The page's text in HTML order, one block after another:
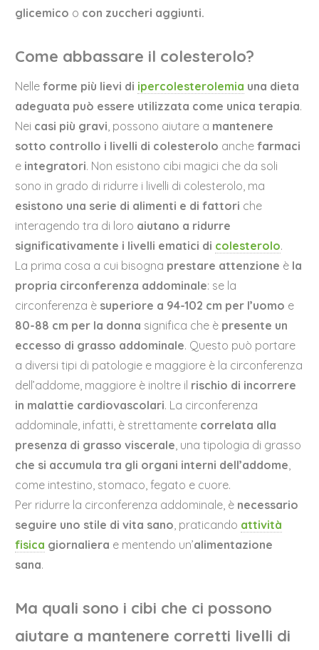
glicemico o con zuccheri aggiunti.
Come abbassare il colesterolo?
Nelleforme più lievi di ipercolesterolemia una dieta
adeguata può essere utilizzata come unica terapia.
Nei casi più gravi, possono aiutare a mantenere
sotto controllo i livelli di colesterolo anchefarmaci
e integratori. Non esistono cibi magici che da soli
sono in grado di ridurre i livelli di colesterolo, ma
esistono una serie di alimenti e di fattori che
interagendo tra di loro aiutano a ridurre
significativamente i livelli ematici di colesterolo.
La prima cosa a cui bisogna prestare attenzione è la
propria circonferenza addominale: se la
circonferenza è superiore a 94-102 cm per l’uomo e
80-88 cm per la donna significa che è presente un
eccesso di grasso addominale. Questo può portare
a diversi tipi di patologie e maggiore è la circonferenza
dell’addome, maggiore è inoltre il rischio di incorrere
in malattie cardiovascolari. La circonferenza
addominale, infatti, è strettamente correlata alla
presenza di grasso viscerale, una tipologia di grasso
che si accumula tra gli organi interni dell’addome,
come intestino, stomaco, fegato e cuore.
Per ridurre la circonferenza addominale, è necessario
seguire uno stile di vita sano, praticando attività
fisica giornaliera e mentendo un’alimentazione
sana.
Ma quali sono i cibi che ci possono
aiutare a mantenere corretti livelli di